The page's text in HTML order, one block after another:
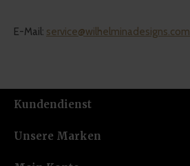
E-Mail: service@wilhelminadesigns.com
Kundendienst
Unsere Marken